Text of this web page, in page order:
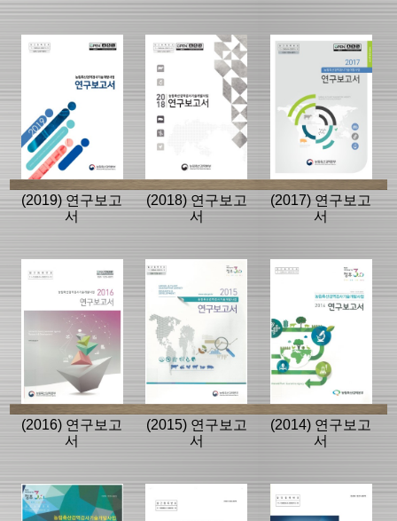
(2019) 연구보고
서
(2018) 연구보고
서
(2017) 연구보고
서
(2016) 연구보고
서
(2015) 연구보고
서
(2014) 연구보고
서